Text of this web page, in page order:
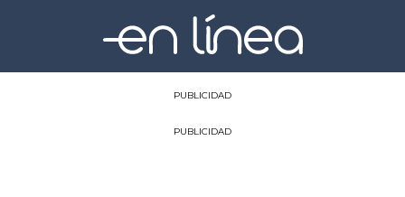
PUBLICIDAD
PUBLICIDAD